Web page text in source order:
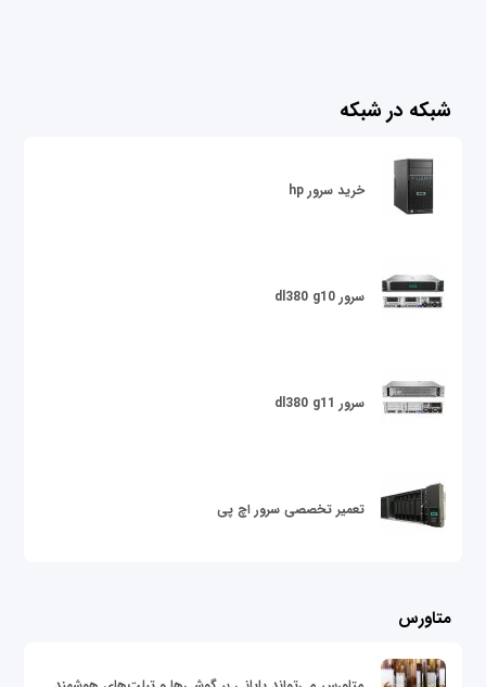
شبکه در شبکه
خرید سرور hp
سرور dl380 g10
سرور dl380 g11
تعمیر تخصصی سرور اچ پی
متاورس